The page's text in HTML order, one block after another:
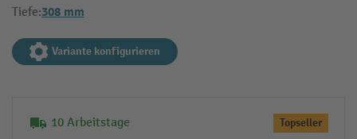
Tiefe:308 mm
Variante konfigurieren
10 Arbeitstage Topseller